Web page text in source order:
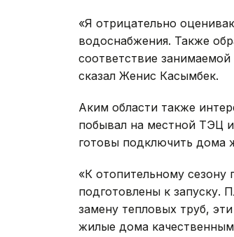
«Я отрицательно
водоснабжения. Также
соответствие
сказал Женис Касымбек.
Аким области также
побывал на местной ТЭЦ
готовы подключить дома
«К отопительному
подготовлены к запуску.
замену тепловых труб,
жилые дома